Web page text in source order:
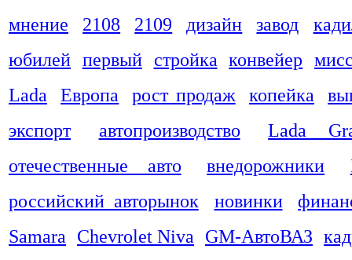
мнение
2108 2109 дизайн завод
юбилей первый стройка конвейер
Lada
Европа рост продаж копейка
экспорт
автопроизводство
Lada
отечественные авто
внедорожники
российский авторынок
новинки
Samara
Chevrolet Niva GM-АвтоВАЗ